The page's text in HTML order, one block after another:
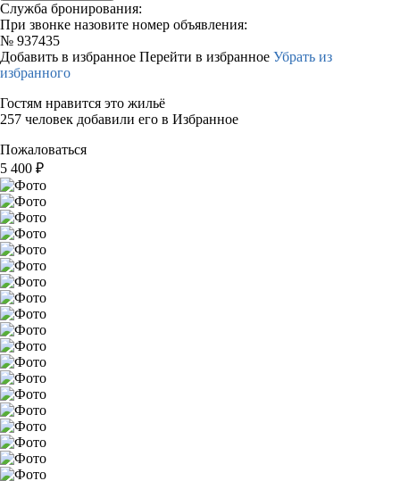
Служба бронирования:
При звонке назовите номер объявления:
№ 937435
Добавить в избранное Перейти в избранное Убрать из
избранного
Гостям нравится это жильё
257 человек добавили его в Избранное
Пожаловаться
5 400 ₽